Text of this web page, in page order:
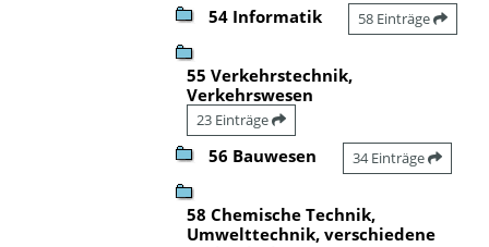
54 Informatik 58 Einträge
55 Verkehrstechnik,
Verkehrswesen
23 Einträge
56 Bauwesen 34 Einträge
58 Chemische Technik,
Umwelttechnik, verschiedene